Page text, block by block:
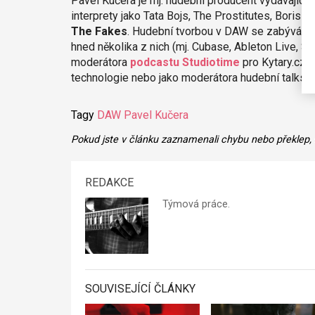
interprety jako Tata Bojs, The Prostitutes, Boris
The Fakes. Hudební tvorbou v DAW se zabývá
hned několika z nich (mj. Cubase, Ableton Live,
moderátora podcastu Studiotime pro Kytary.cz,
technologie nebo jako moderátora hudební
Tagy DAW Pavel Kučera
Pokud jste v článku zaznamenali chybu nebo
REDAKCE
Týmová práce.
SOUVISEJÍCÍ ČLÁNKY